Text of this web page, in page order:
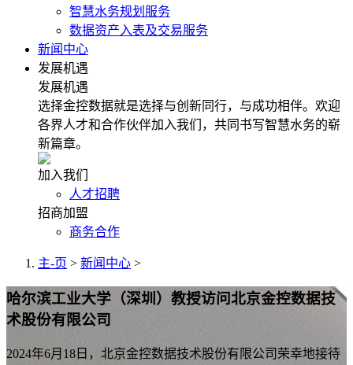
智慧水务规划服务
数据资产入表及交易服务
新闻中心
发展机遇
发展机遇
选择金控数据就是选择与创新同行，与成功相伴。欢迎
各界人才和合作伙伴加入我们，共同书写智慧水务的崭
新篇章。
加入我们
人才招聘
招商加盟
商务合作
主-页 > 新闻中心 >
哈尔滨工业大学（深圳）教授访问北京金控数据技
术股份有限公司
2024年6月18日，北京金控数据技术股份有限公司荣幸地接待